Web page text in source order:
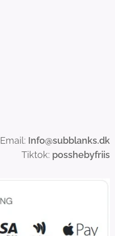
Email: Info@subblanks.dk
Tiktok: posshebyfriis